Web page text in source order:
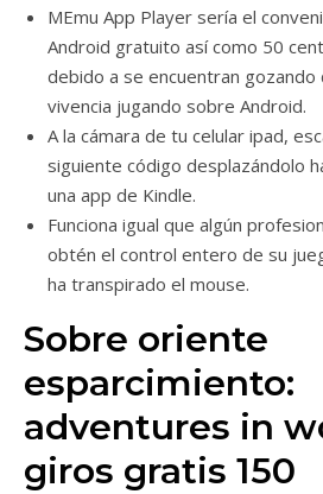
MEmu App Player serí­a el
Android gratuito así­ como 50
debido a se encuentran gozando
vivencia jugando sobre Android.
A la cámara de tu celular ipad,
siguiente código desplazándolo
una app de Kindle.
Funciona igual que algún
obtén el control entero de su
ha transpirado el mouse.
Sobre oriente
esparcimiento:
adventures in
giros gratis 150